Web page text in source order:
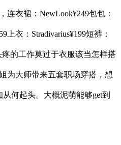
连衣裙：NewLook¥249包包：
上衣：Stradivarius¥199短裤：
的工作莫过于衣服该当怎样搭
为大师带来五套职场穿搭，想
何起头。大概泥萌能够get到